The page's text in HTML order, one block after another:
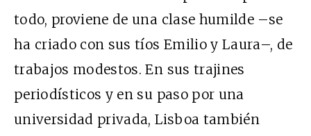
todo, proviene de una clase humilde –se
ha criado con sus tíos Emilio y Laura–, de
trabajos modestos. En sus trajines
periodísticos y en su paso por una
universidad privada, Lisboa también